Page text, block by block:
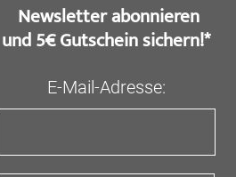
​ Newsletter abonnieren
und 5€ Gutschein sichern!*
E-Mail-Adresse: